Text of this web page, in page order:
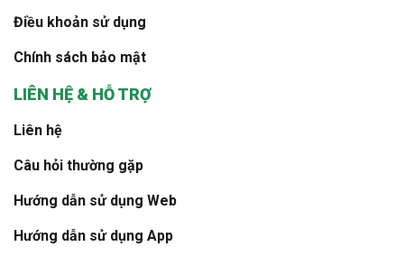
Điều khoản sử dụng
Chính sách bảo mật
LIÊN HỆ & HỖ TRỢ
Liên hệ
Câu hỏi thường gặp
Hướng dẫn sử dụng Web
Hướng dẫn sử dụng App